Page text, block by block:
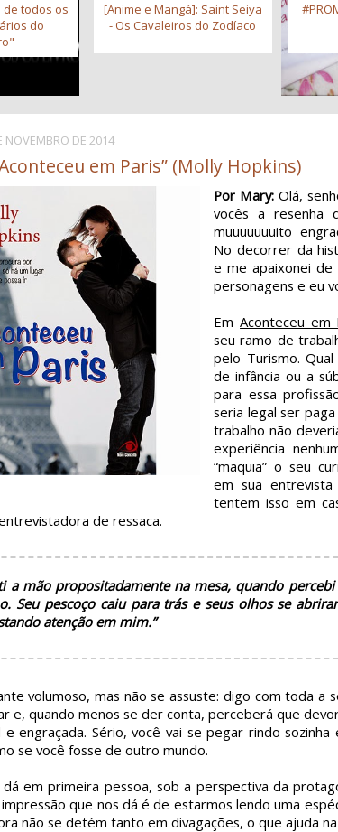
de todos os
do
[Anime e Mangá]: Saint Seiya
- Os Cavaleiros do Zodíaco
NOVEMBRO DE 2014
em Paris” (Molly Hopkins)
Por Mary: Olá,
vocês a resenha
muuuuuuuito
No decorrer da
e me apaixonei
personagens e eu
EmAconteceu em
seu ramo de
pelo Turismo.
de infância ou a
para essa
seria legal ser
trabalho não
experiência
“maquia” o seu
em sua
tentem isso em
de ressaca.
a mão propositadamente na mesa, quando
Seu pescoço caiu para trás e seus olhos se
atenção em mim.”
volumoso, mas não se assuste: digo com toda a
e, quando menos se der conta, perceberá que
engraçada. Sério, você vai se pegar rindo
se você fosse de outro mundo.
em primeira pessoa, sob a perspectiva da
que nos dá é de estarmos lendo uma
não se detém tanto em divagações, o que ajuda